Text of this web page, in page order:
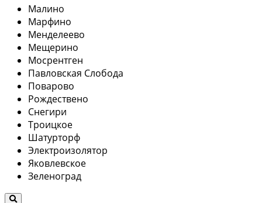
Малино
Марфино
Менделеево
Мещерино
Мосрентген
Павловская Слобода
Поварово
Рождествено
Снегири
Троицкое
Шатурторф
Электроизолятор
Яковлевское
Зеленоград